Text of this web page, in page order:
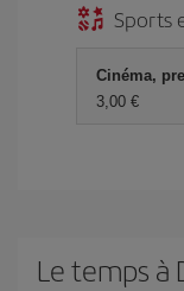
Sports
Cinéma,
3,00 €
Le temps à